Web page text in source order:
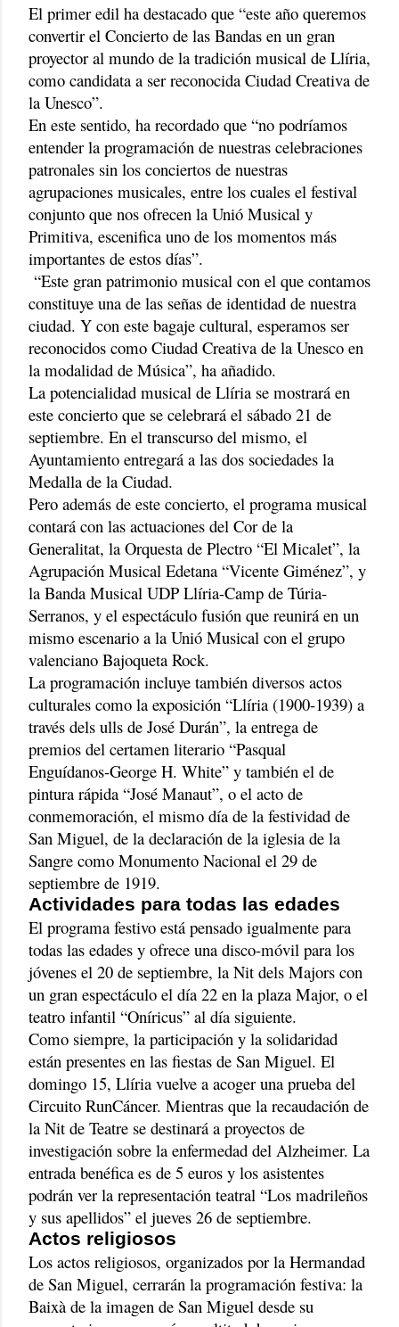
El primer edil ha destacado que “este año queremos
convertir el Concierto de las Bandas en un gran
proyector al mundo de la tradición musical de Llíria,
como candidata a ser reconocida Ciudad Creativa de
la Unesco”.
En este sentido, ha recordado que “no podríamos
entender la programación de nuestras celebraciones
patronales sin los conciertos de nuestras
agrupaciones musicales, entre los cuales el festival
conjunto que nos ofrecen la Unió Musical y
Primitiva, escenifica uno de los momentos más
importantes de estos días”.
“Este gran patrimonio musical con el que contamos
constituye una de las señas de identidad de nuestra
ciudad. Y con este bagaje cultural, esperamos ser
reconocidos como Ciudad Creativa de la Unesco en
la modalidad de Música”, ha añadido.
La potencialidad musical de Llíria se mostrará en
este concierto que se celebrará el sábado 21 de
septiembre. En el transcurso del mismo, el
Ayuntamiento entregará a las dos sociedades la
Medalla de la Ciudad.
Pero además de este concierto, el programa musical
contará con las actuaciones del Cor de la
Generalitat, la Orquesta de Plectro “El Micalet”, la
Agrupación Musical Edetana “Vicente Giménez”, y
la Banda Musical UDP Llíria-Camp de Túria-
Serranos, y el espectáculo fusión que reunirá en un
mismo escenario a la Unió Musical con el grupo
valenciano Bajoqueta Rock.
La programación incluye también diversos actos
culturales como la exposición “Llíria (1900-1939) a
través dels ulls de José Durán”, la entrega de
premios del certamen literario “Pasqual
Enguídanos-George H. White” y también el de
pintura rápida “José Manaut”, o el acto de
conmemoración, el mismo día de la festividad de
San Miguel, de la declaración de la iglesia de la
Sangre como Monumento Nacional el 29 de
septiembre de 1919.
Actividades para todas las edades
El programa festivo está pensado igualmente para
todas las edades y ofrece una disco-móvil para los
jóvenes el 20 de septiembre, la Nit dels Majors con
un gran espectáculo el día 22 en la plaza Major, o el
teatro infantil “Oníricus” al día siguiente.
Como siempre, la participación y la solidaridad
están presentes en las fiestas de San Miguel. El
domingo 15, Llíria vuelve a acoger una prueba del
Circuito RunCáncer. Mientras que la recaudación de
la Nit de Teatre se destinará a proyectos de
investigación sobre la enfermedad del Alzheimer. La
entrada benéfica es de 5 euros y los asistentes
podrán ver la representación teatral “Los madrileños
y sus apellidos” el jueves 26 de septiembre.
Actos religiosos
Los actos religiosos, organizados por la Hermandad
de San Miguel, cerrarán la programación festiva: la
Baixà de la imagen de San Miguel desde su